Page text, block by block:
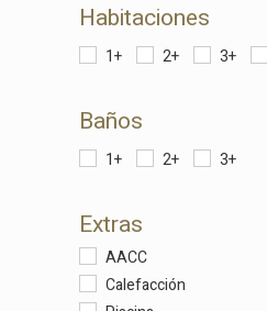
Habitaciones
1+ 2+ 3+
Baños
1+ 2+ 3+
Extras
AACC
Calefacción